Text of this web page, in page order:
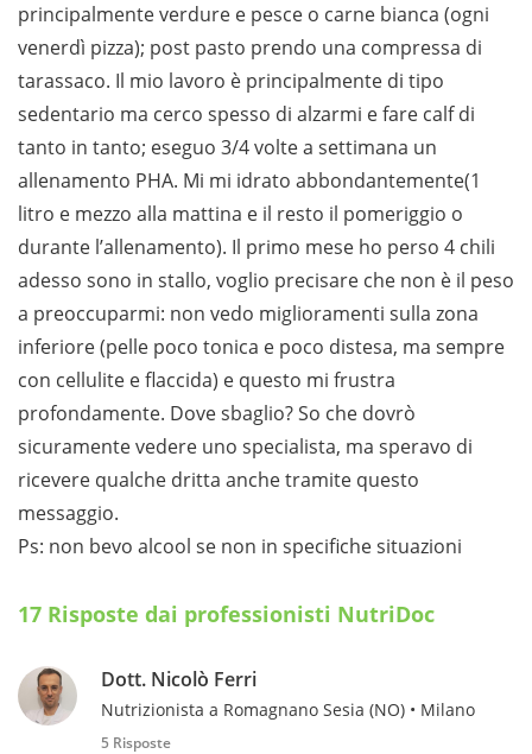
principalmente verdure e pesce o carne bianca (ogni
venerdì pizza); post pasto prendo una compressa di
tarassaco. Il mio lavoro è principalmente di tipo
sedentario ma cerco spesso di alzarmi e fare calf di
tanto in tanto; eseguo 3/4 volte a settimana un
allenamento PHA. Mi mi idrato abbondantemente(1
litro e mezzo alla mattina e il resto il pomeriggio o
durante l’allenamento). Il primo mese ho perso 4 chili
adesso sono in stallo, voglio precisare che non è il peso
a preoccuparmi: non vedo miglioramenti sulla zona
inferiore (pelle poco tonica e poco distesa, ma sempre
con cellulite e flaccida) e questo mi frustra
profondamente. Dove sbaglio? So che dovrò
sicuramente vedere uno specialista, ma speravo di
ricevere qualche dritta anche tramite questo
messaggio.
Ps: non bevo alcool se non in specifiche situazioni
17 Risposte dai professionisti NutriDoc
Dott. Nicolò Ferri
Nutrizionista a Romagnano Sesia (NO) • Milano
5 Risposte